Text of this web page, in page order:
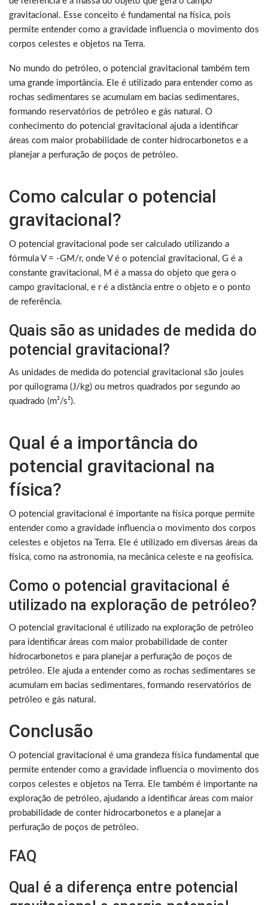
gravitacional. Esse conceito é fundamental na física, pois
permite entender como a gravidade influencia o movimento dos
corpos celestes e objetos na Terra.
No mundo do petróleo, o potencial gravitacional também tem
uma grande importância. Ele é utilizado para entender como as
rochas sedimentares se acumulam em bacias sedimentares,
formando reservatórios de petróleo e gás natural. O
conhecimento do potencial gravitacional ajuda a identificar
áreas com maior probabilidade de conter hidrocarbonetos e a
planejar a perfuração de poços de petróleo.
Como calcular o potencial
gravitacional?
O potencial gravitacional pode ser calculado utilizando a
fórmula V = -GM/r, onde V é o potencial gravitacional, G é a
constante gravitacional, M é a massa do objeto que gera o
campo gravitacional, e r é a distância entre o objeto e o ponto
de referência.
Quais são as unidades de medida do
potencial gravitacional?
As unidades de medida do potencial gravitacional são joules
por quilograma (J/kg) ou metros quadrados por segundo ao
quadrado (m²/s²).
Qual é a importância do
potencial gravitacional na
física?
O potencial gravitacional é importante na física porque permite
entender como a gravidade influencia o movimento dos corpos
celestes e objetos na Terra. Ele é utilizado em diversas áreas da
física, como na astronomia, na mecânica celeste e na geofísica.
Como o potencial gravitacional é
utilizado na exploração de petróleo?
O potencial gravitacional é utilizado na exploração de petróleo
para identificar áreas com maior probabilidade de conter
hidrocarbonetos e para planejar a perfuração de poços de
petróleo. Ele ajuda a entender como as rochas sedimentares se
acumulam em bacias sedimentares, formando reservatórios de
petróleo e gás natural.
Conclusão
O potencial gravitacional é uma grandeza física fundamental que
permite entender como a gravidade influencia o movimento dos
corpos celestes e objetos na Terra. Ele também é importante na
exploração de petróleo, ajudando a identificar áreas com maior
probabilidade de conter hidrocarbonetos e a planejar a
perfuração de poços de petróleo.
FAQ
Qual é a diferença entre potencial